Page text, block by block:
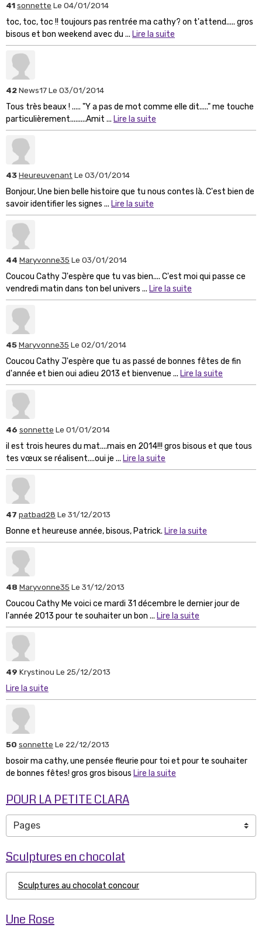
41sonnette Le 04/01/2014
toc, toc, toc !! toujours pas rentrée ma cathy? on t'attend..... gros
bisous et bon weekend avec du ... Lire la suite
42News17Le 03/01/2014
Tous très beaux ! ..... "Y a pas de mot comme elle dit....." me touche
particulièrement.........Amit ... Lire la suite
43HeureuvenantLe 03/01/2014
Bonjour, Une bien belle histoire que tu nous contes là. C'est bien de
savoir identifier les signes ... Lire la suite
44 Maryvonne35 Le 03/01/2014
Coucou Cathy J'espère que tu vas bien.... C'est moi qui passe ce
vendredi matin dans ton bel univers ... Lire la suite
45Maryvonne35 Le 02/01/2014
Coucou Cathy J'espère que tu as passé de bonnes fêtes de fin
d'année et bien oui adieu 2013 et bienvenue ... Lire la suite
46 sonnette Le 01/01/2014
il est trois heures du mat....mais en 2014!!! gros bisous et que tous
tes vœux se réalisent....oui je ... Lire la suite
47 patbad28 Le 31/12/2013
Bonne et heureuse année, bisous, Patrick. Lire la suite
48 Maryvonne35 Le 31/12/2013
Coucou Cathy Me voici ce mardi 31 décembre le dernier jour de
l'année 2013 pour te souhaiter un bon ... Lire la suite
49 Krystinou Le 25/12/2013
Lire la suite
50 sonnette Le 22/12/2013
bosoir ma cathy, une pensée fleurie pour toi et pour te souhaiter
de bonnes fêtes! gros gros bisous Lire la suite
POUR LA PETITE CLARA
Sculptures en chocolat
Sculptures au chocolat concour
Une Rose